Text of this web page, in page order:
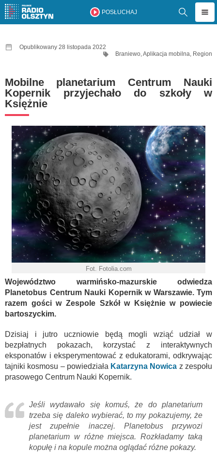
POSŁUCHAJ
Opublikowany 28 listopada 2022
Braniewo,Aplikacja mobilna, Region
Mobilne planetarium Centrum Nauki
Kopernik przyjechało do szkoły w
Księżnie
Fot. Fotolia.com
Województwo warmińsko-mazurskie odwiedza
Planetobus Centrum Nauki Kopernik w Warszawie. Tym
razem gości w Zespole Szkół w Księżnie w powiecie
bartoszyckim.
Dzisiaj i jutro uczniowie będą mogli wziąć udział w
bezpłatnych pokazach, korzystać z interaktywnych
eksponatów i eksperymentować z edukatorami, odkrywając
tajniki kosmosu – powiedziała Katarzyna Nowica z zespołu
prasowego Centrum Nauki Kopernik.
Jeśli wydawało się komuś, że do planetarium
trzeba się daleko wybierać, to my pokazujemy, że
jest zupełnie inaczej. Planetobus przywozi
planetarium w różne miejsca. Rozkładamy taką
kopułę i na kopule można oglądać różne pokazy.